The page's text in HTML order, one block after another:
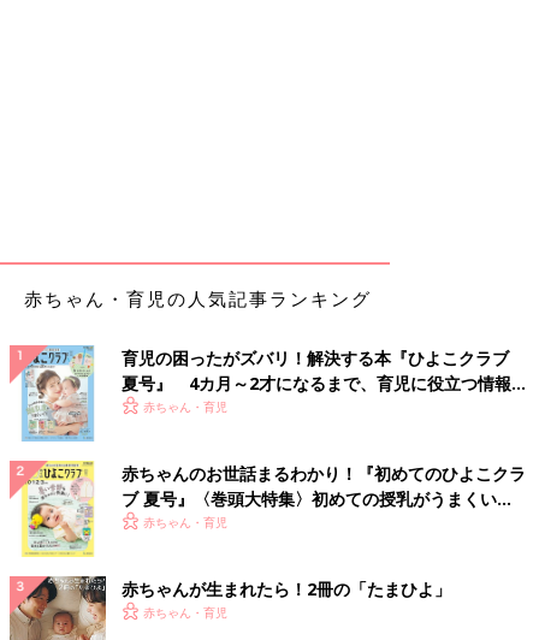
出典：Instagramアカウント「kei_26_ito」
赤ちゃん・育児の人気記事ランキング
育児の困ったがズバリ！解決する本『ひよこクラブ
夏号』 4カ月～2才になるまで、育児に役立つ情報が
いっぱい！
赤ちゃん・育児
赤ちゃんのお世話まるわかり！『初めてのひよこクラ
ブ 夏号』〈巻頭大特集〉初めての授乳がうまくい
く！ おっぱい・ミルクの基本と夏のトラブル 解決テ
赤ちゃん・育児
赤ちゃんが生まれたら！2冊の「たまひよ」
赤ちゃん・育児